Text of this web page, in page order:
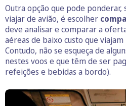
Outra opção que pode
viajar de avião, é escolher
deve analisar e comparar a
aéreas de baixo custo que
Contudo, não se esqueça de
nestes voos e que têm de ser
refeições e bebidas a bordo).